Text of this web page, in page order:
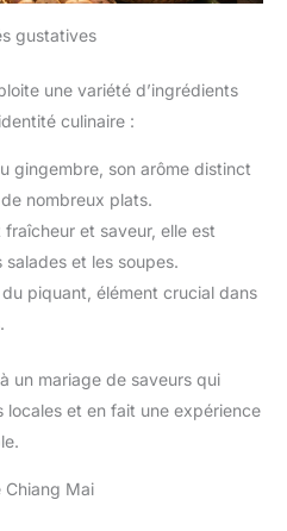
gustatives
une variété d’ingrédients
culinaire :
gingembre, son arôme distinct
nombreux plats.
et saveur, elle est
et les soupes.
piquant, élément crucial dans
un mariage de saveurs qui
locales et en fait une expérience
Chiang Mai